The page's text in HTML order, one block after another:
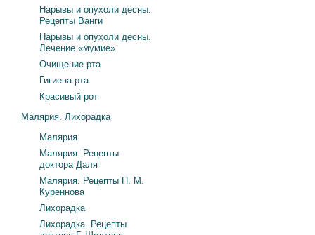
Нарывы и опухоли десны.
Рецепты Ванги
Нарывы и опухоли десны.
Лечение «мумие»
Очищение рта
Гигиена рта
Красивый рот
Малярия. Лихорадка
Малярия
Малярия. Рецепты
доктора Даля
Малярия. Рецепты П. М.
Куреннова
Лихорадка
Лихорадка. Рецепты